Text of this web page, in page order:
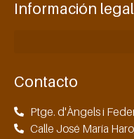
Información legal
Contacto
Ptge. d'Àngels i
Calle José María